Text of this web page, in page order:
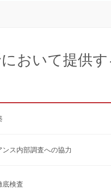
おいて提供
ス内部調査への協力
底検査